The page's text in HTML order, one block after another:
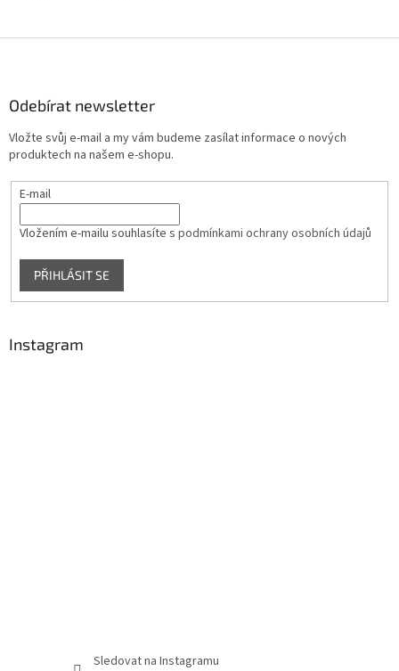
Odebírat newsletter
Vložte svůj e-mail a my vám budeme zasílat informace o nových
produktech na našem e-shopu.
E-mail
Vložením e-mailu souhlasíte s podmínkami ochrany osobních údajů
PŘIHLÁSIT SE
Instagram
Sledovat na Instagramu